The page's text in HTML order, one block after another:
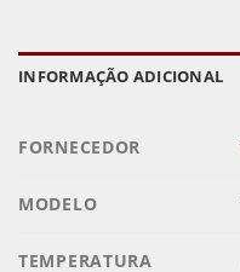
INFORMAÇÃO ADICIONAL
FORNECEDOR
MODELO
TEMPERATURA